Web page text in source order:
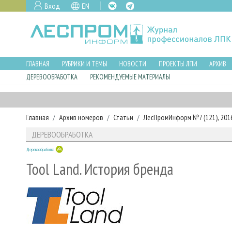
Вход EN
ГЛАВНАЯ РУБРИКИ И ТЕМЫ НОВОСТИ ПРОЕКТЫ ЛПИ АРХИВ
ДЕРЕВООБРАБОТКА
РЕКОМЕНДУЕМЫЕ МАТЕРИАЛЫ
Главная Архив номеров Статьи ЛесПромИнформ №7 (121),
ДЕРЕВООБРАБОТКА
Деревообработка
Tool Land. История бренда